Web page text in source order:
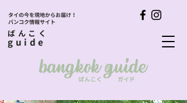
タイの今を現地からお届け！
バンコク情報サイト
ばんこく
guide